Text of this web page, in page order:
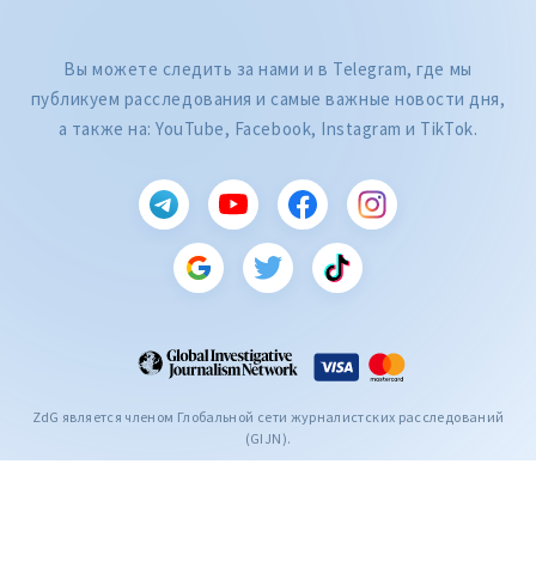
Вы можете следить за нами и в Telegram, где мы
публикуем расследования и самые важные новости дня,
а также на: YouTube, Facebook, Instagram и TikTok.
ZdG является членом Глобальной сети журналистских расследований
(GIJN).
CITEȘTE